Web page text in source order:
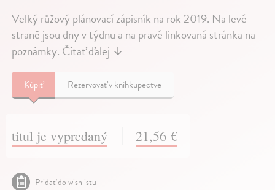
Velký růžový plánovací zápisník na rok 2019. Na levé
straně jsou dny v týdnu a na pravé linkovaná stránka na
poznámky. Čítať ďalej ↓
Kúpiť Rezervovať v kníhkupectve
titul je vypredaný 21,56 €
Pridať do wishlistu